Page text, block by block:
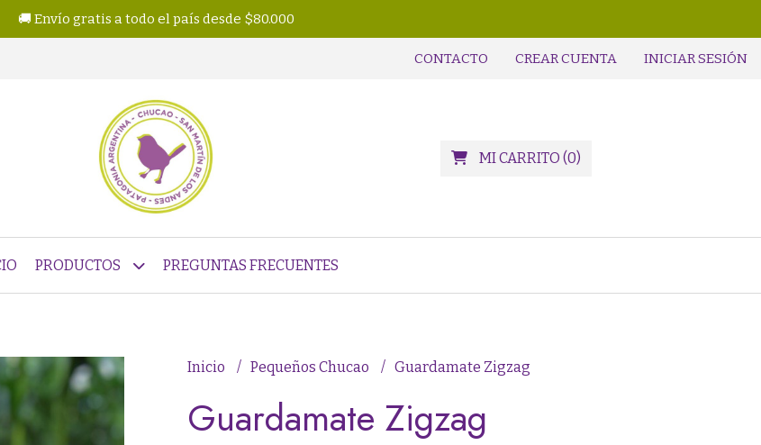
🚚 Envío gratis a todo el país desde $80.000
CONTACTO CREAR CUENTA INICIAR SESIÓN
MI CARRITO (0)
PRODUCTOS PREGUNTAS FRECUENTES
Inicio Pequeños Chucao Guardamate Zigzag
Guardamate Zigzag